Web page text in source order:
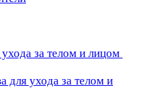
за телом и лицом
для ухода за телом и